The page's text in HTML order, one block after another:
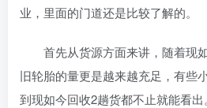
业，里面的门道还是比较了解的。
首先从货源方面来讲，随着现
旧轮胎的量更是越来越充足，有些
到现如今回收2趟货都不止就能看